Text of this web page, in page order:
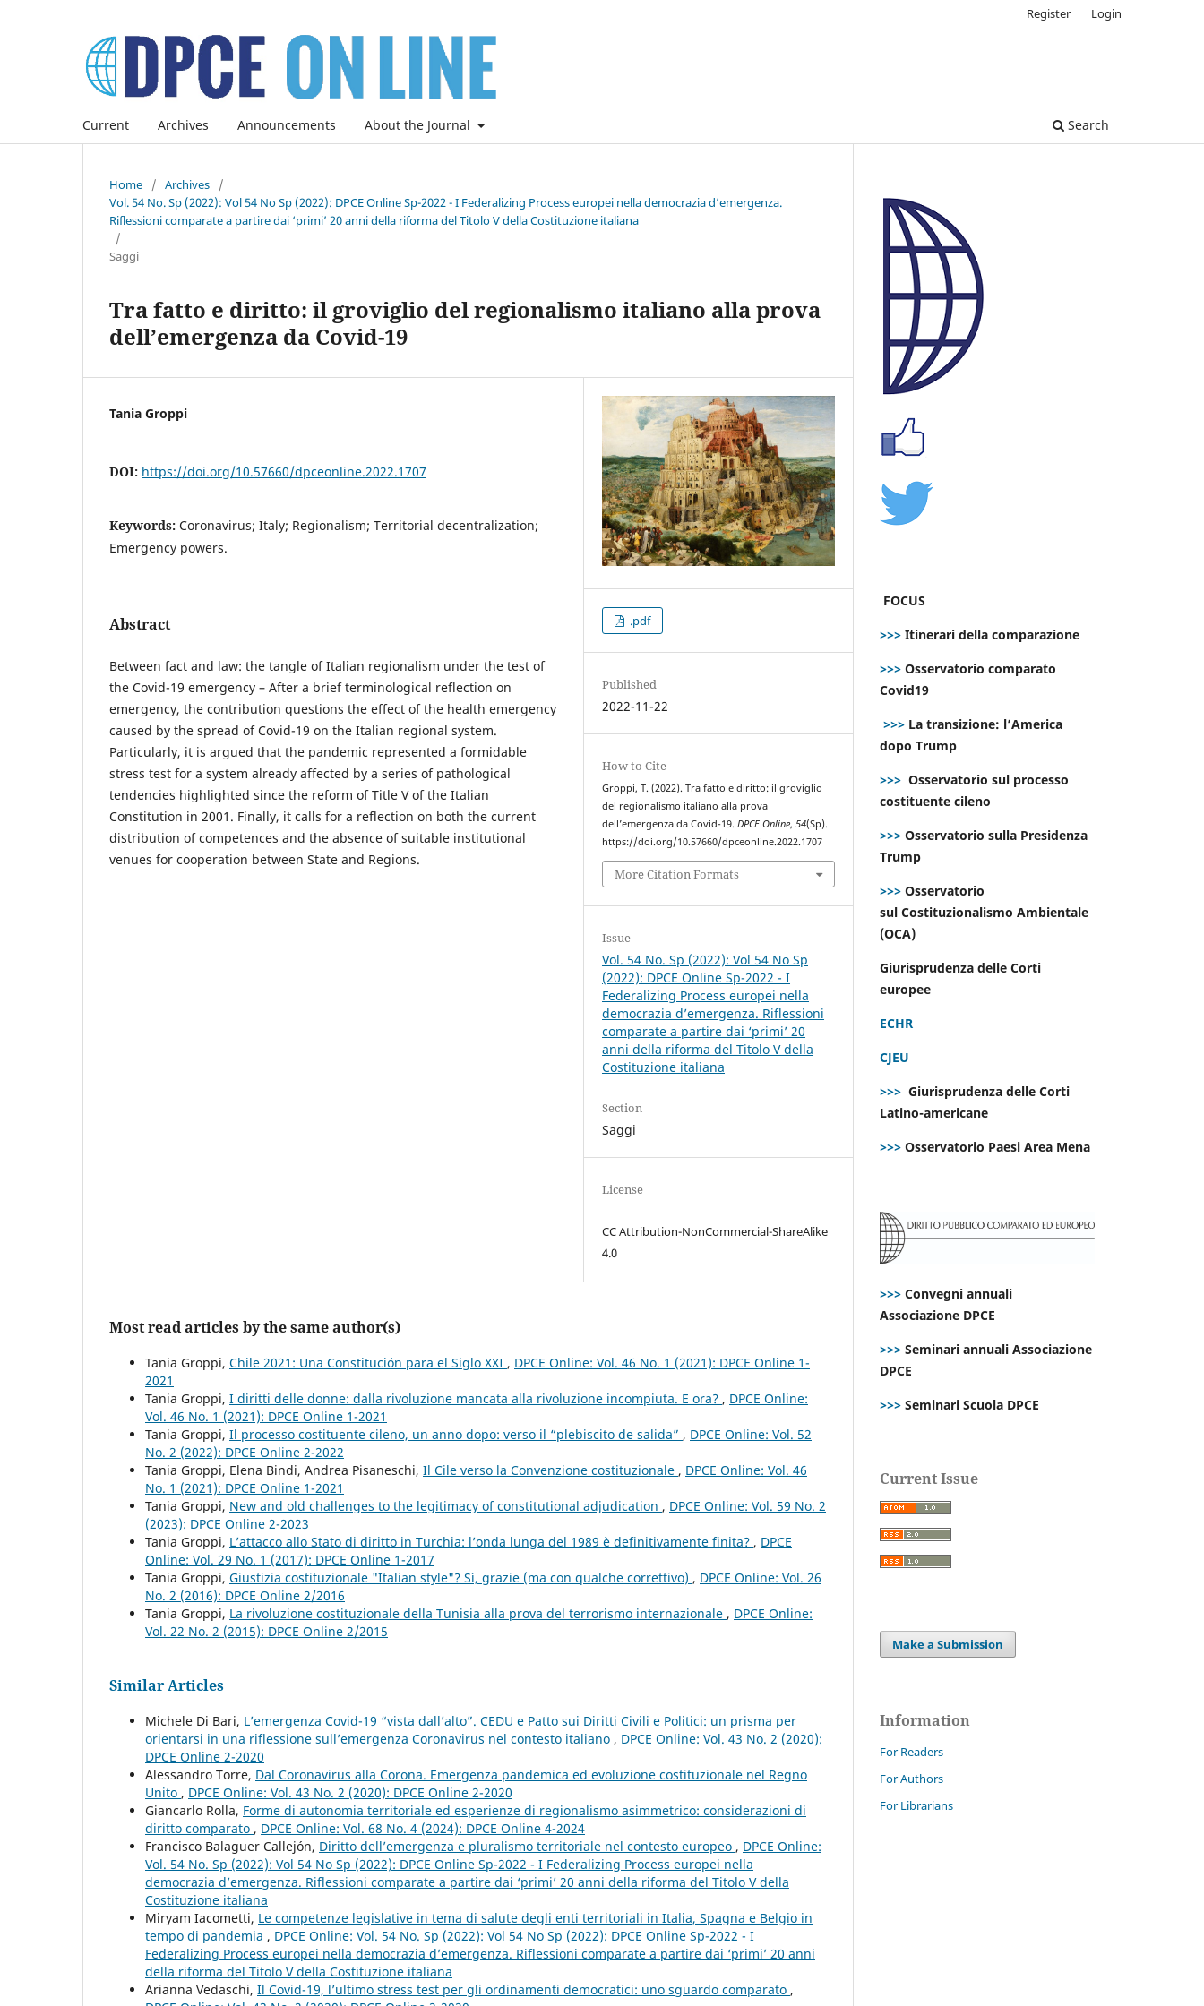
Current Archives Announcements About the Journal Search
Register Login
Home / Archives
/
Vol. 54 No. Sp (2022): Vol 54 No Sp (2022): DPCE Online Sp-2022 - I Federalizing Process europei nella democrazia d’emergenza.
Riflessioni comparate a partire dai ‘primi’ 20 anni della riforma del Titolo V della Costituzione italiana
/
Saggi
Tra fatto e diritto: il groviglio del regionalismo italiano alla prova
dell’emergenza da Covid-19
Tania Groppi
DOI: https://doi.org/10.57660/dpceonline.2022.1707
Keywords: Coronavirus; Italy; Regionalism; Territorial decentralization;
Emergency powers.
Abstract
Between fact and law: the tangle of Italian regionalism under the test of
the Covid-19 emergency – After a brief terminological reflection on
emergency, the contribution questions the effect of the health emergency
caused by the spread of Covid-19 on the Italian regional system.
Particularly, it is argued that the pandemic represented a formidable
stress test for a system already affected by a series of pathological
tendencies highlighted since the reform of Title V of the Italian
Constitution in 2001. Finally, it calls for a reflection on both the current
distribution of competences and the absence of suitable institutional
venues for cooperation between State and Regions.
.pdf
Published
2022-11-22
How to Cite
Groppi, T. (2022). Tra fatto e diritto: il groviglio
del regionalismo italiano alla prova
dell’emergenza da Covid-19.DPCE Online,54(Sp).
https://doi.org/10.57660/dpceonline.2022.1707
More Citation Formats
Issue
Vol. 54 No. Sp (2022): Vol 54 No Sp
(2022): DPCE Online Sp-2022 - I
Federalizing Process europei nella
democrazia d’emergenza. Riflessioni
comparate a partire dai ‘primi’ 20
anni della riforma del Titolo V della
Costituzione italiana
Section
Saggi
License
CC Attribution-NonCommercial-ShareAlike
4.0
Most read articles by the same author(s)
Tania Groppi, Chile 2021: Una Constitución para el Siglo XXI , DPCE Online: Vol. 46 No. 1 (2021): DPCE Online 1-
2021
Tania Groppi, I diritti delle donne: dalla rivoluzione mancata alla rivoluzione incompiuta. E ora? , DPCE Online:
Vol. 46 No. 1 (2021): DPCE Online 1-2021
Tania Groppi, Il processo costituente cileno, un anno dopo: verso il “plebiscito de salida” , DPCE Online: Vol. 52
No. 2 (2022): DPCE Online 2-2022
Tania Groppi, Elena Bindi, Andrea Pisaneschi, Il Cile verso la Convenzione costituzionale , DPCE Online: Vol. 46
No. 1 (2021): DPCE Online 1-2021
Tania Groppi, New and old challenges to the legitimacy of constitutional adjudication , DPCE Online: Vol. 59 No. 2
(2023): DPCE Online 2-2023
Tania Groppi, L’attacco allo Stato di diritto in Turchia: l’onda lunga del 1989 è definitivamente finita? , DPCE
Online: Vol. 29 No. 1 (2017): DPCE Online 1-2017
Tania Groppi, Giustizia costituzionale "Italian style"? Sì, grazie (ma con qualche correttivo) , DPCE Online: Vol. 26
No. 2 (2016): DPCE Online 2/2016
Tania Groppi, La rivoluzione costituzionale della Tunisia alla prova del terrorismo internazionale , DPCE Online:
Vol. 22 No. 2 (2015): DPCE Online 2/2015
Similar Articles
Michele Di Bari, L’emergenza Covid-19 “vista dall’alto”. CEDU e Patto sui Diritti Civili e Politici: un prisma per
orientarsi in una riflessione sull’emergenza Coronavirus nel contesto italiano , DPCE Online: Vol. 43 No. 2 (2020):
DPCE Online 2-2020
Alessandro Torre, Dal Coronavirus alla Corona. Emergenza pandemica ed evoluzione costituzionale nel Regno
Unito , DPCE Online: Vol. 43 No. 2 (2020): DPCE Online 2-2020
Giancarlo Rolla, Forme di autonomia territoriale ed esperienze di regionalismo asimmetrico: considerazioni di
diritto comparato , DPCE Online: Vol. 68 No. 4 (2024): DPCE Online 4-2024
Francisco Balaguer Callejón, Diritto dell’emergenza e pluralismo territoriale nel contesto europeo , DPCE Online:
Vol. 54 No. Sp (2022): Vol 54 No Sp (2022): DPCE Online Sp-2022 - I Federalizing Process europei nella
democrazia d’emergenza. Riflessioni comparate a partire dai ‘primi’ 20 anni della riforma del Titolo V della
Costituzione italiana
Miryam Iacometti, Le competenze legislative in tema di salute degli enti territoriali in Italia, Spagna e Belgio in
tempo di pandemia , DPCE Online: Vol. 54 No. Sp (2022): Vol 54 No Sp (2022): DPCE Online Sp-2022 - I
Federalizing Process europei nella democrazia d’emergenza. Riflessioni comparate a partire dai ‘primi’ 20 anni
della riforma del Titolo V della Costituzione italiana
Arianna Vedaschi, Il Covid-19, l’ultimo stress test per gli ordinamenti democratici: uno sguardo comparato ,
FOCUS
>>> Itinerari della comparazione
>>> Osservatorio comparato
Covid19
>>> La transizione: l’America
dopo Trump
>>> Osservatorio sul processo
costituente cileno
>>> Osservatorio sulla Presidenza
Trump
>>> Osservatorio
sul Costituzionalismo Ambientale
(OCA)
Giurisprudenza delle Corti
europee
ECHR
CJEU
>>> Giurisprudenza delle Corti
Latino-americane
>>> Osservatorio Paesi Area Mena
>>> Convegni annuali
Associazione DPCE
>>> Seminari annuali Associazione
DPCE
>>> Seminari Scuola DPCE
Current Issue
Make a Submission
Information
For Readers
For Authors
For Librarians